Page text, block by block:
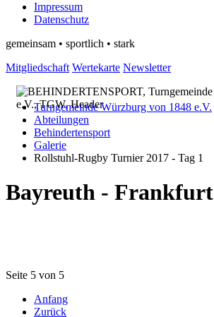
Impressum
Datenschutz
gemeinsam • sportlich • stark
Mitgliedschaft Wertekarte Newsletter
Turngemeinde Würzburg von 1848 e.V.
Abteilungen
Behindertensport
Galerie
Rollstuhl-Rugby Turnier 2017 - Tag 1
Bayreuth - Frankfurt
Seite 5 von 5
Anfang
Zurück